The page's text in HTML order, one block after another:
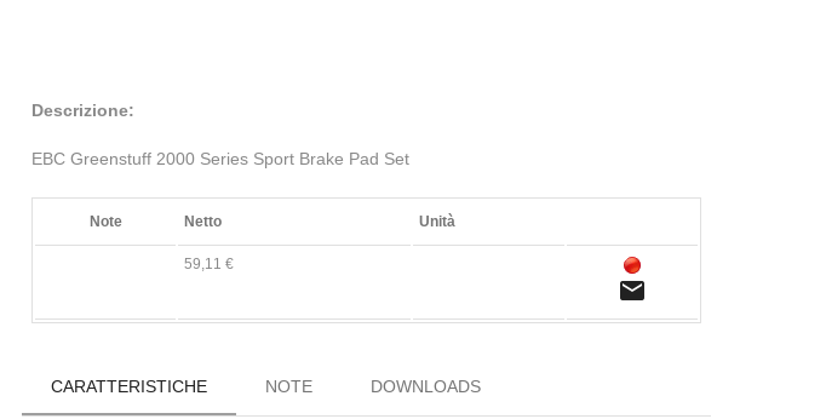
Descrizione:
EBC Greenstuff 2000 Series Sport Brake Pad Set
Note Netto Unità
59,11 €
email
CARATTERISTICHE NOTE DOWNLOADS